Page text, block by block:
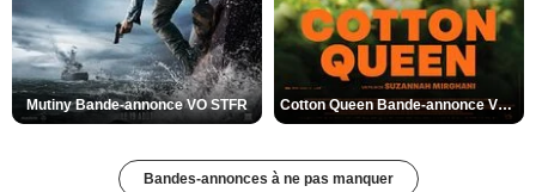
Mutiny Bande-annonce VO STFR Cotton Queen Bande-annonce VO STFR
Bandes-annonces à ne pas manquer